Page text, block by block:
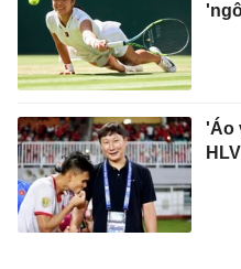
'Áo